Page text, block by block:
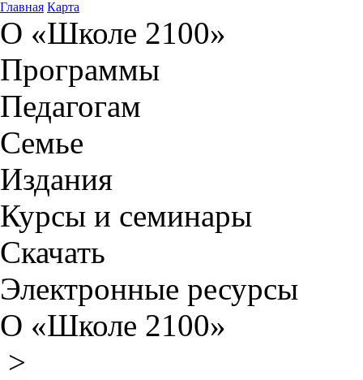
Главная Карта
О «Школе 2100»
Программы
Педагогам
Семье
Издания
Курсы и семинары
Скачать
Электронные ресурсы
О «Школе 2100»
>